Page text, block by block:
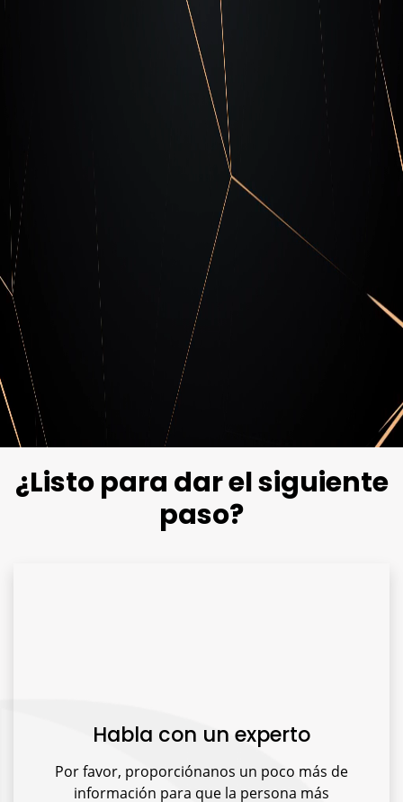
Mantente actualizado con nuestro blog sobre
las últimas noticias y tendencias en
ciberseguridad.
Descubre nuestro blog
¿Listo para dar el siguiente
paso?
Habla con un experto
Por favor, proporciónanos un poco más de
información para que la persona más